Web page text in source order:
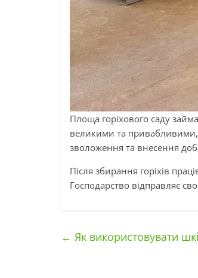
Площа горіхового саду
великими та привабливими,
зволоження та внесення
Після збирання горіхів
Господарство відправляє
← Як використовувати